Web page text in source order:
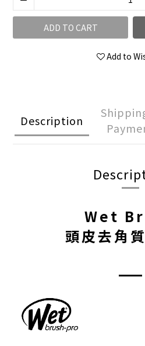
ADD TO CART
Add to
Description
Wet
頭皮去角